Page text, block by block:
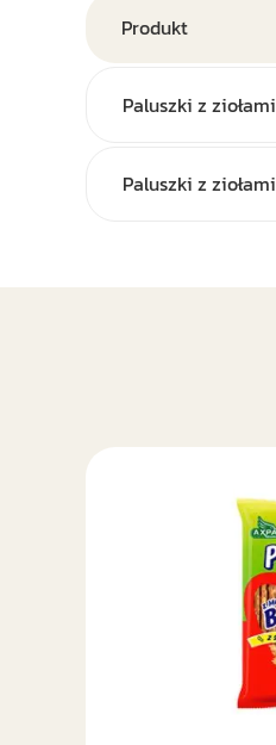
Produkt
Paluszki z ziołami
Paluszki z ziołami